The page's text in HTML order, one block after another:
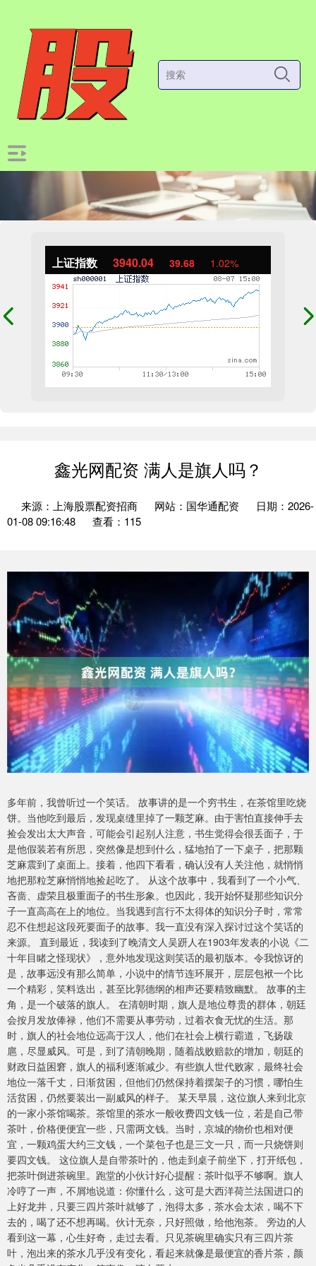
上证指数 3940.04 39.68 1.02%
鑫光网配资 满人是旗人吗？
来源：上海股票配资招商 网站：国华通配资
日期：2026-
01-08 09:16:48
查看：115
多年前，我曾听过一个笑话。 故事讲的是一个穷书生，在茶馆里吃烧
饼。当他吃到最后，发现桌缝里掉了一颗芝麻。由于害怕直接伸手去
捡会发出太大声音，可能会引起别人注意，书生觉得会很丢面子，于
是他假装若有所思，突然像是想到什么，猛地拍了一下桌子，把那颗
芝麻震到了桌面上。接着，他四下看看，确认没有人关注他，就悄悄
地把那粒芝麻悄悄地捡起吃了。 从这个故事中，我看到了一个小气、
吝啬、虚荣且极重面子的书生形象。也因此，我开始怀疑那些知识分
子一直高高在上的地位。当我遇到言行不太得体的知识分子时，常常
忍不住想起这段死要面子的故事。我一直没有深入探讨过这个笑话的
来源。 直到最近，我读到了晚清文人吴趼人在1903年发表的小说《二
十年目睹之怪现状》，意外地发现这则笑话的最初版本。令我惊讶的
是，故事远没有那么简单，小说中的情节连环展开，层层包袱一个比
一个精彩，笑料迭出，甚至比郭德纲的相声还要精致幽默。 故事的主
角，是一个破落的旗人。 在清朝时期，旗人是地位尊贵的群体，朝廷
会按月发放俸禄，他们不需要从事劳动，过着衣食无忧的生活。那
时，旗人的社会地位远高于汉人，他们在社会上横行霸道，飞扬跋
扈，尽显威风。可是，到了清朝晚期，随着战败赔款的增加，朝廷的
财政日益困窘，旗人的福利逐渐减少。有些旗人世代败家，最终社会
地位一落千丈，日渐贫困，但他们仍然保持着摆架子的习惯，哪怕生
活贫困，仍然要装出一副威风的样子。 某天早晨，这位旗人来到北京
的一家小茶馆喝茶。茶馆里的茶水一般收费四文钱一位，若是自己带
茶叶，价格便便宜一些，只需两文钱。当时，京城的物价也相对便
宜，一颗鸡蛋大约三文钱，一个菜包子也是三文一只，而一只烧饼则
要四文钱。 这位旗人是自带茶叶的，他走到桌子前坐下，打开纸包，
把茶叶倒进茶碗里。跑堂的小伙计好心提醒：茶叶似乎不够啊。旗人
冷哼了一声，不屑地说道：你懂什么，这可是大西洋荷兰法国进口的
上好龙井，只要三四片茶叶就够了，泡得太多，茶水会太浓，喝不下
去的，喝了还不想再喝。伙计无奈，只好照做，给他泡茶。 旁边的人
看到这一幕，心生好奇，走过去看。只见茶碗里确实只有三四片茶
叶，泡出来的茶水几乎没有变化，看起来就像是最便宜的香片茶，颜